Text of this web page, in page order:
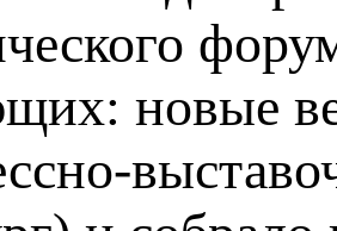
новые